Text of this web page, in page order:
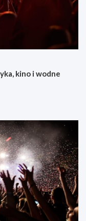
kino i wodne